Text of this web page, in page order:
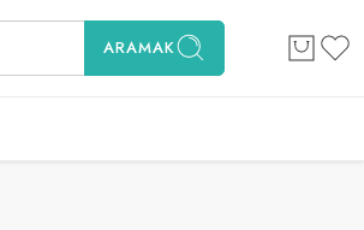
ARAMAK